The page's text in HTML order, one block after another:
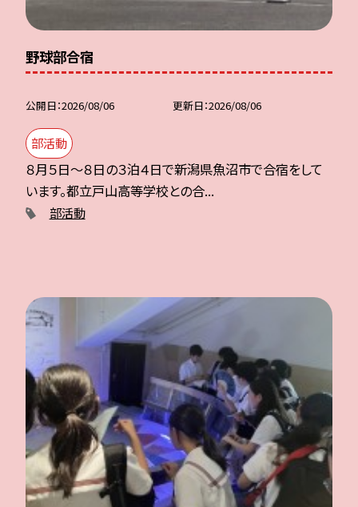
野球部合宿
公開日 2026/08/06 更新日 2026/08/06
部活動
８月５日～８日の３泊４日で新潟県魚沼市で合宿をして
います。都立戸山高等学校との合...
部活動